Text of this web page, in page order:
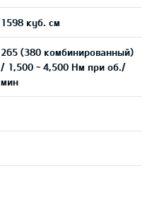
1598 куб. см
265 (380 комбинированный)
/ 1,500 ~ 4,500 Нм при об./
мин